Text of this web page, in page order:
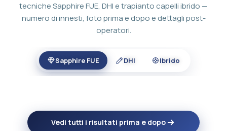
tecniche Sapphire FUE, DHI e trapianto capelli ibrido —
numero di innesti, foto prima e dopo e dettagli post-
operatori.
Sapphire FUE DHI Ibrido
Vedi tutti i risultati prima e dopo